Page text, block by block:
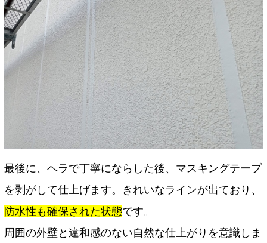
最後に、ヘラで丁寧にならした後、マスキングテープ
を剥がして仕上げます。きれいなラインが出ており、
防水性も確保された状態です。
周囲の外壁と違和感のない自然な仕上がりを意識しま